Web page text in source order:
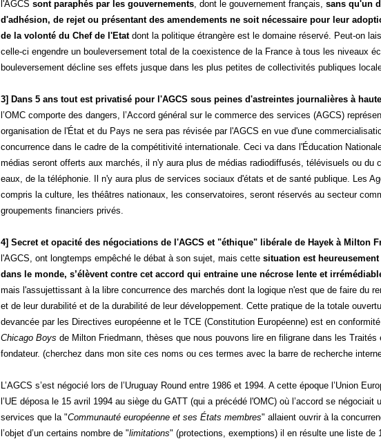
l'AGCS sont paraphés par les gouvernements , dont le gouvernement français, sans qu'un
d'adhésion, de rejet ou présentant des amendements ne soit nécessaire pour leur
de la volonté du Chef de l'Etatdont la politique étrangère est le domaine réservé. Peut-on
celle-ci engendre un bouleversement total de la coexistence de la France à tous les niveaux
bouleversement décline ses effets jusque dans les plus petites de collectivités publiques
3] Dans 5 ans tout est privatisé pour l'AGCS sous peines d'astreintes journalières à
l’OMC comporte des dangers, l’Accord général sur le commerce des services (AGCS)
organisation de l'État et du Pays ne sera pas révisée par l'AGCS en vue d'une
concurrence dans le cadre de la compétitivité internationale. Ceci va dans l'Éducation
médias seront offerts aux marchés, il n'y aura plus de médias radiodiffusés, télévisuels ou
eaux, de la téléphonie. Il n'y aura plus de services sociaux d'états et de santé publique. Les
compris la culture, les théâtres nationaux, les conservatoires, seront réservés au secteur
groupements financiers privés.
4] Secret et opacité des négociations de l'AGCS et "éthique" libérale de Hayek à Milton
l'AGCS, ont longtemps empêché le débat à son sujet, mais cette situation est
dans le monde, s’élèvent contre cet accord qui entraine une nécrose lente et
mais l'assujettissant à la libre concurrence des marchés dont la logique n'est que de faire du
et de leur durabilité et de la durabilité de leur développement. Cette pratique de la totale
devancée par les Directives européenne et le TCE (Constitution Européenne) est en
Chicago Boys de Milton Friedmann, thèses que nous pouvons lire en filigrane dans les
fondateur. (cherchez dans mon site ces noms ou ces termes avec la barre de recherche
L’AGCS s’est négocié lors de l’Uruguay Round entre 1986 et 1994. A cette époque l’Union
l’UE déposa le 15 avril 1994 au siège du GATT (qui a précédé l'OMC) où l’accord se négociait
services que la "Communauté européenne et ses États membres" allaient ouvrir à la
l’objet d’un certains nombre de "limitations" (protections, exemptions) il en résulte une liste de